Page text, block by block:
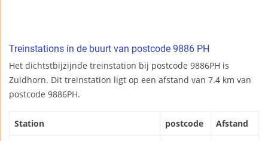
Treinstations in de buurt van postcode 9886 PH
Het dichtstbijzijnde treinstation bij postcode 9886PH is
Zuidhorn. Dit treinstation ligt op een afstand van 7.4 km van
postcode 9886PH.
Station postcode Afstand